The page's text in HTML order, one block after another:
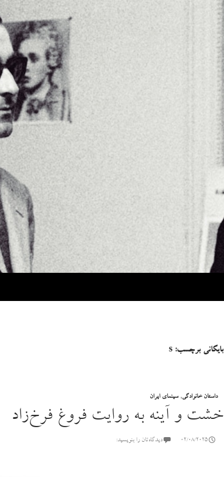
بایگانی برچسب: s
داستان خانوادگی,سینمای ایران
خشت و آینه به روایت فروغ فرخ‌زاد
02/08/2025 دیدگاه‌تان را بنویسید: